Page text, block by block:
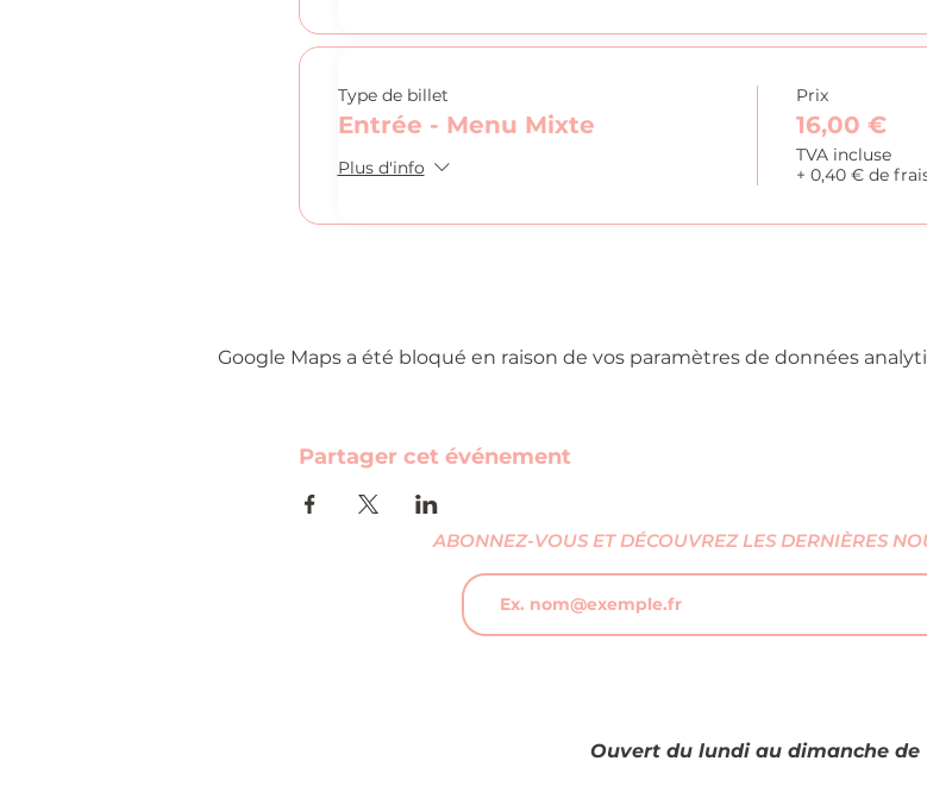
Type de billet
Entrée - Menu Mixte
Plus d'info
Prix
16,00 €
TVA incluse
+ 0,40 € de
Google Maps a été bloqué en raison de vos paramètres de données
Partager cet événement
ABONNEZ-VOUS ET DÉCOUVREZ LES DERNIÈRES
Ouvert du lundi au dimanche de